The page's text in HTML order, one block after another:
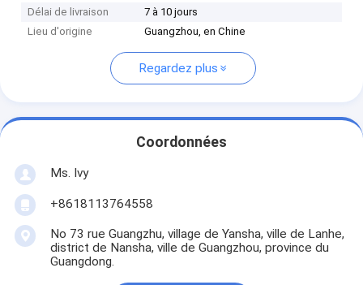
Délai de livraison
7 à 10 jours
Lieu d'origine
Guangzhou, en Chine
Regardez plus
Coordonnées
Ms. Ivy
+8618113764558
No 73 rue Guangzhu, village de Yansha, ville de Lanhe,
district de Nansha, ville de Guangzhou, province du
Guangdong.